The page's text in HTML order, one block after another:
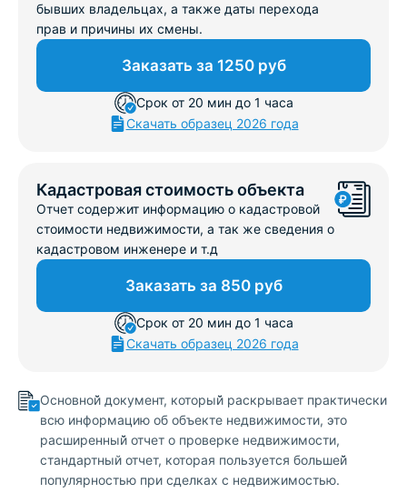
бывших владельцах, а также даты перехода
прав и причины их смены.
Заказать за 1250 руб
Срок от 20 мин до 1 часа
Скачать образец 2026 года
Кадастровая стоимость объекта
Отчет содержит информацию о кадастровой
стоимости недвижимости, а так же сведения о
кадастровом инженере и т.д
Заказать за 850 руб
Срок от 20 мин до 1 часа
Скачать образец 2026 года
Основной̆ документ, который̆ раскрывает практически
всю информацию об объекте недвижимости, это
расширенный̆ отчет о проверке недвижимости,
стандартный отчет, которая пользуется большей̆
популярностью при сделках с недвижимостью.